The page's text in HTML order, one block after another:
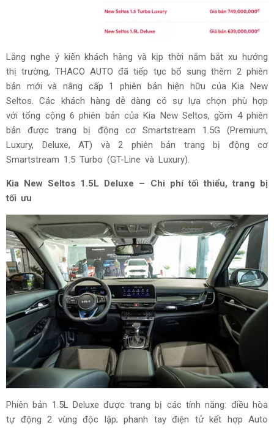
Lắng nghe ý kiến khách hàng và kịp thời nắm bắt xu hướng
thị trường, THACO AUTO đã tiếp tục bổ sung thêm 2 phiên
bản mới và nâng cấp 1 phiên bản hiện hữu của Kia New
Seltos. Các khách hàng dễ dàng có sự lựa chọn phù hợp
với tổng cộng 6 phiên bản của Kia New Seltos, gồm 4 phiên
bản được trang bị động cơ Smartstream 1.5G (Premium,
Luxury, Deluxe, AT) và 2 phiên bản trang bị động cơ
Smartstream 1.5 Turbo (GT-Line và Luxury).
Kia New Seltos 1.5L Deluxe – Chi phí tối thiểu, trang bị
tối ưu
Phiên bản 1.5L Deluxe được trang bị các tính năng: điều hòa
tự động 2 vùng độc lập; phanh tay điện tử kết hợp Auto